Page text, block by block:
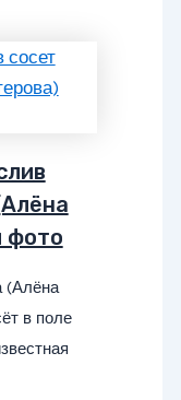
фото
(Алёна
в поле